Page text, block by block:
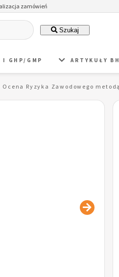
zamówień
Szukaj
I GHP/GMP ARTYKUŁY
Ryzyka Zawodowego metodą